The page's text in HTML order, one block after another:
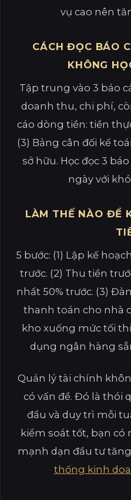
vụ cao nên
CÁCH ĐỌC BÁO
KHÔNG
Tập trung vào 3 báo
doanh thu, chi phí,
cáo dòng tiền: tiền
(3) Bảng cân đối kế
sở hữu. Học đọc 3
ngày với
LÀM THẾ NÀO ĐỂ
5 bước: (1) Lập kế
trước. (2) Thu tiền
nhất 50% trước. (3)
thanh toán cho nhà
kho xuống mức tối
dụng ngân hàng
Quản lý tài chính
có vấn đề. Đó là thói
đầu và duy trì mỗi
kiểm soát tốt, bạn có
mạnh dạn đầu tư
thống kinh